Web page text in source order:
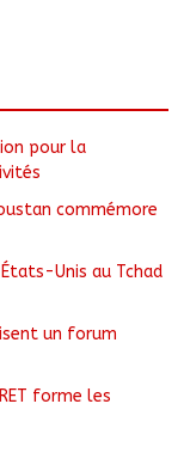
pour la
commémore
Unis au Tchad
un forum
forme les